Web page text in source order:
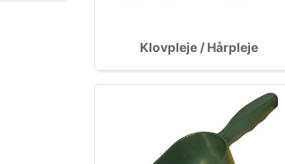
Klovpleje / Hårpleje